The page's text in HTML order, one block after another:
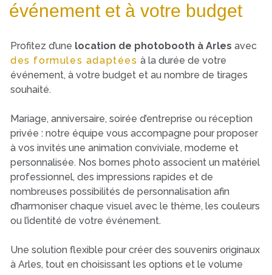
événement et à votre budget
Profitez d’une location de photobooth à Arles avec
des formules adaptées à la durée de votre
événement, à votre budget et au nombre de tirages
souhaité.
Mariage, anniversaire, soirée d’entreprise ou réception
privée : notre équipe vous accompagne pour proposer
à vos invités une animation conviviale, moderne et
personnalisée. Nos bornes photo associent un matériel
professionnel, des impressions rapides et de
nombreuses possibilités de personnalisation afin
d’harmoniser chaque visuel avec le thème, les couleurs
ou l’identité de votre événement.
Une solution flexible pour créer des souvenirs originaux
à Arles, tout en choisissant les options et le volume